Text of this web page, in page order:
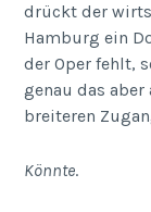
drückt der
Hamburg ein
der Oper fehlt,
genau das
breiteren
Könnte.